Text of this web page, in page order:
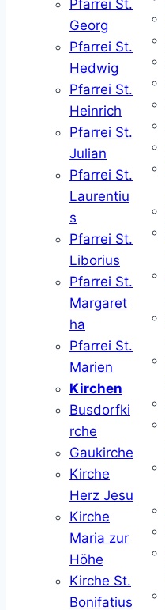
Pfarrei St.
Georg
Pfarrei St.
Hedwig
Pfarrei St.
Heinrich
Pfarrei St.
Julian
Pfarrei St.
Laurentiu
s
Pfarrei St.
Liborius
Pfarrei St.
Margaret
ha
Pfarrei St.
Marien
Kirchen
Busdorfki
rche
Gaukirche
Kirche
Herz Jesu
Kirche
Maria zur
Höhe
Kirche St.
Bonifatius